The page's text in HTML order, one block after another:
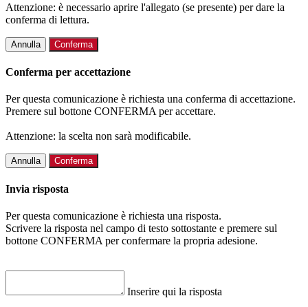
Attenzione: è necessario aprire l'allegato (se presente) per dare la
conferma di lettura.
Annulla Conferma
Conferma per accettazione
Per questa comunicazione è richiesta una conferma di accettazione.
Premere sul bottone CONFERMA per accettare.
Attenzione: la scelta non sarà modificabile.
Annulla Conferma
Invia risposta
Per questa comunicazione è richiesta una risposta.
Scrivere la risposta nel campo di testo sottostante e premere sul
bottone CONFERMA per confermare la propria adesione.
Inserire qui la risposta